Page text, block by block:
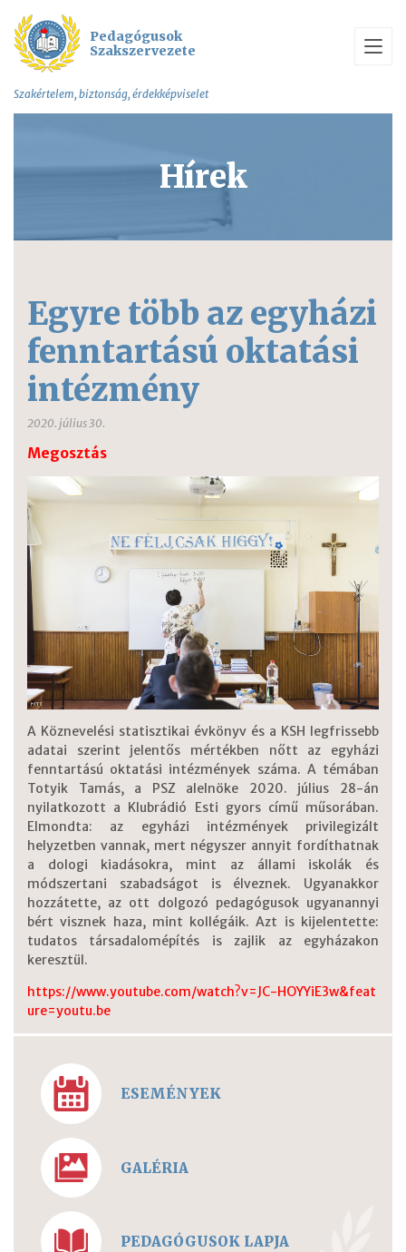
Pedagógusok
Szakszervezete
Szakértelem, biztonság, érdekképviselet
Hírek
Egyre több az egyházi
fenntartású oktatási
intézmény
2020. július 30.
Megosztás
A Köznevelési statisztikai évkönyv és a KSH legfrissebb
adatai szerint jelentős mértékben nőtt az egyházi
fenntartású oktatási intézmények száma. A témában
Totyik Tamás, a PSZ alelnöke 2020. július 28-án
nyilatkozott a Klubrádió Esti gyors című műsorában.
Elmondta: az egyházi intézmények privilegizált
helyzetben vannak, mert négyszer annyit fordíthatnak
a dologi kiadásokra, mint az állami iskolák és
módszertani szabadságot is élveznek. Ugyanakkor
hozzátette, az ott dolgozó pedagógusok ugyanannyi
bért visznek haza, mint kollégáik. Azt is kijelentette:
tudatos társadalomépítés is zajlik az egyházakon
keresztül.
https://www.youtube.com/watch?v=JC-HOYYiE3w&feat
ure=youtu.be
ESEMÉNYEK
GALÉRIA
PEDAGÓGUSOK LAPJA